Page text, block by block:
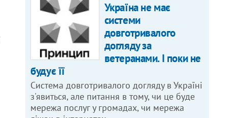
Україна не має
системи
довготривалого
догляду за
ветеранами. І поки не
будує її
Система довготривалого догляду в Україні
з'явиться, але питання в тому, чи це буде
мережа послуг у громадах, чи мережа